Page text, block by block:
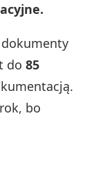
do85
bo